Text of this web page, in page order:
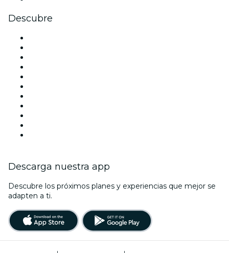
Descubre
Descarga nuestra app
Descubre los próximos planes y experiencias que mejor se
adapten a ti.